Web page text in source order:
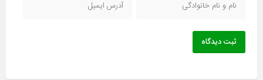
ثبت دیدگاه